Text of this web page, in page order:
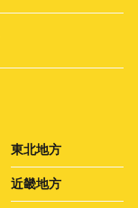
東北地方
近畿地方